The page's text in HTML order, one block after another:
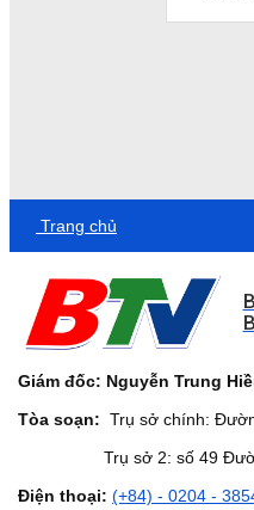
Trang chủ
Giám đốc: Nguyễn Trung
Tòa soạn: Trụ sở chính:
Trụ sở 2: số 49 Đường
Điện thoại: (+84) - 0204 -